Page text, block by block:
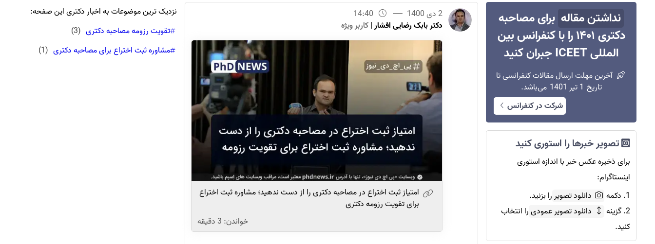
نداشتن مقاله برای مصاحبه
دکتری ۱۴۰۱ را با کنفرانس بین
المللی ICEET جبران کنید
آخرین مهلت ارسال مقالات کنفرانسی تا
تاریخ 1 تیر 1401
می‌باشد.
شرکت در کنفرانس
تصویر خبرها را استوری کنید
برای ذخیره عکس خبر با اندازه استوری
اینستاگرام:
1. دکمه
دانلود تصویررا بزنید.
2. گزینه
دانلود تصویر عمودیرا انتخاب
کنید.
2 دی 1400
14:40
دکتر بابک رضایی افشار|کاربر ویژه
امتیاز ثبت اختراع در مصاحبه دکتری را از دست ندهید؛ مشاوره ثبت اختراع
برای تقویت رزومه دکتری
خواندن: 3 دقیقه
نزدیک ترین موضوعات به اخبار دکتری این صفحه:
تقویت رزومه مصاحبه دکتری (
3
)
مشاوره ثبت اختراع برای مصاحبه دکتری (
1
)